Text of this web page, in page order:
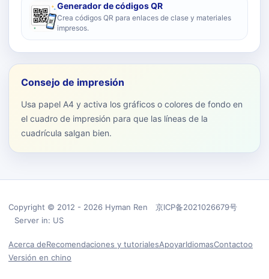
Generador de códigos QR
Crea códigos QR para enlaces de clase y materiales
impresos.
Consejo de impresión
Usa papel A4 y activa los gráficos o colores de fondo en
el cuadro de impresión para que las líneas de la
cuadrícula salgan bien.
Copyright © 2012 - 2026 Hyman Ren 京ICP备2021026679号
Server in: US
Acerca deRecomendaciones y tutorialesApoyarIdiomasContactoo
Versión en chino